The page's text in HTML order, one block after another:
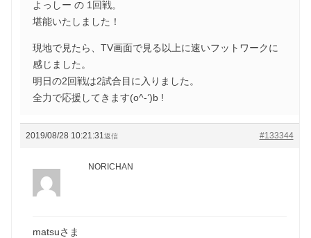
よっしー の 1回戦。
堪能いたしました！
現地で見たら、TV画面で見る以上に速いフットワークに
感じました。
明日の2回戦は2試合目に入りました。
全力で応援してきます(o^-‘)b !
2019/08/28 10:21:31 #133344
返信
NORICHAN
matsuさま